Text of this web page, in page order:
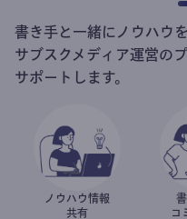
書き手と一緒にノウハウを
サブスクメディア運営の
サポートします。
ノウハウ情報
共有
コ